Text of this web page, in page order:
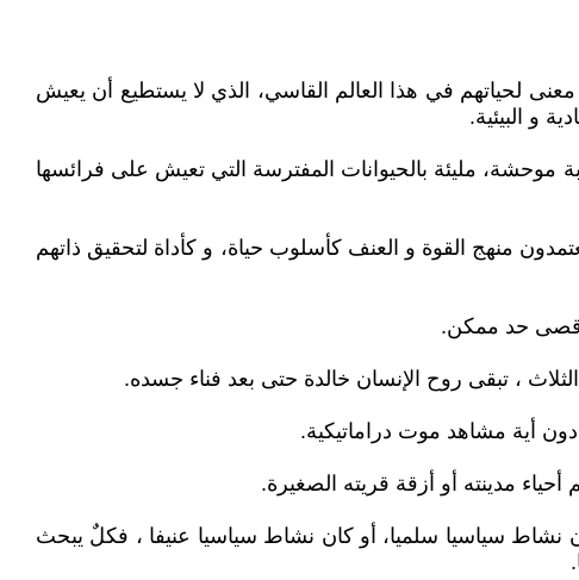
لحياتهم في هذا العالم القاسي، الذي لا يستطيع أن يعيش
و البيئية.
موحشة، مليئة بالحيوانات المفترسة التي تعيش على فرائسها
منهج القوة و العنف كأسلوب حياة، و كأداة لتحقيق ذاتهم
لأقصى حد ممكن.
، تبقى روح الإنسان خالدة حتى بعد فناء جسده.
أية مشاهد موت دراماتيكية.
مدينته أو أزقة قريته الصغيرة.
نشاط سياسيا سلميا، أو كان نشاط سياسيا عنيفا ، فكلٌ يبحث